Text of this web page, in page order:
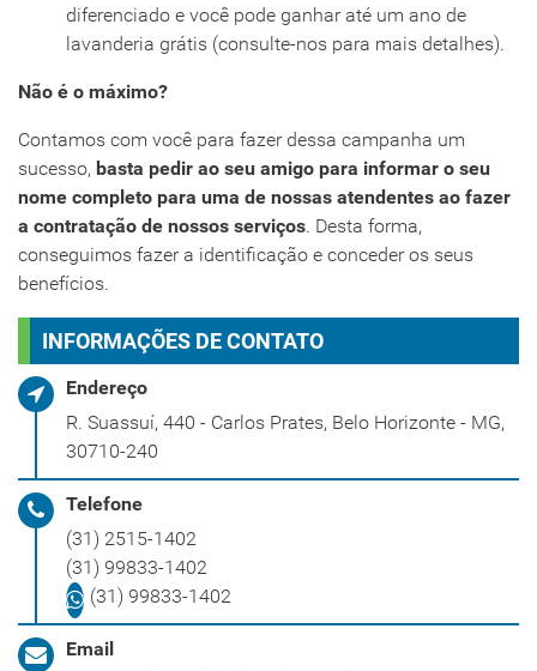
diferenciado e você pode ganhar até um ano de
lavanderia grátis (consulte-nos para mais detalhes).
Não é o máximo?
Contamos com você para fazer dessa campanha um
sucesso, basta pedir ao seu amigo para informar o seu
nome completo para uma de nossas atendentes ao fazer
a contratação de nossos serviços. Desta forma,
conseguimos fazer a identificação e conceder os seus
benefícios.
INFORMAÇÕES DE CONTATO
Endereço
R. Suassuí, 440 - Carlos Prates, Belo Horizonte - MG,
30710-240
Telefone
(31) 2515-1402
(31) 99833-1402
(31) 99833-1402
Email